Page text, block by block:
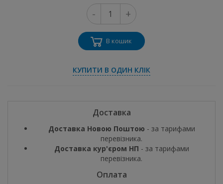
- +
В кошик
КУПИТИ В ОДИН КЛІК
Доставка
Доставка Новою Поштою - за тарифами
перевізника.
Доставка кур'єром НП - за тарифами
перевізника.
Оплата